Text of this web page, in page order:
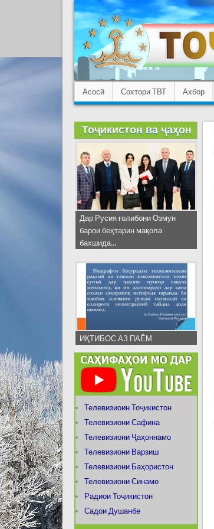
Асосӣ Сохтори ТВТ Ахбор
Тоҷикистон ва ҷаҳон
Дар Русия ғолибони Озмун
барои беҳтарин мақола
бахшида...
ИҚТИБОС АЗ ПАЁМ
Телевизиоин Тоҷикистон
Телевизиони Сафина
Телевизиони Ҷаҳоннамо
Телевизиони Варзиш
Телевизиони Баҳористон
Телевизиони Синамо
Радиои Тоҷикистон
Садои Душанбе